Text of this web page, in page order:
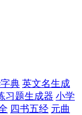
典 英文名生成
习题生成器 小学
四书五经 元曲